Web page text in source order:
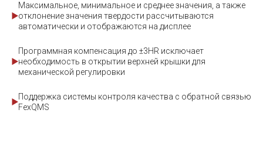
Максимальное, минимальное и среднее значения, а также
отклонение значения твердости рассчитываются
автоматически и отображаются на дисплее
Программная компенсация до ±3HR исключает
необходимость в открытии верхней крышки для
механической регулировки
Поддержка системы контроля качества с обратной связью
FexQMS